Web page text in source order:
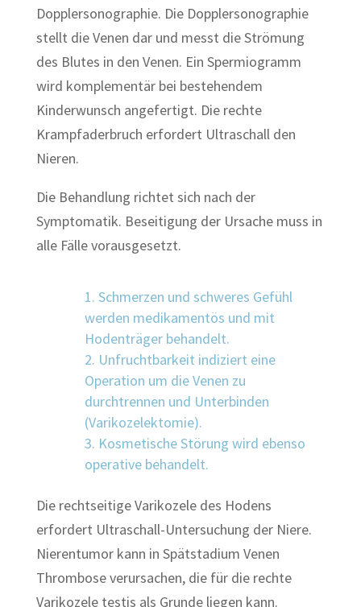
Dopplersonographie. Die Dopplersonographie
stellt die Venen dar und messt die Strömung
des Blutes in den Venen. Ein Spermiogramm
wird komplementär bei bestehendem
Kinderwunsch angefertigt. Die rechte
Krampfaderbruch erfordert Ultraschall den
Nieren.
Die Behandlung richtet sich nach der
Symptomatik. Beseitigung der Ursache muss in
alle Fälle vorausgesetzt.
Schmerzen und schweres Gefühl
werden medikamentös und mit
Hodenträger behandelt.
Unfruchtbarkeit indiziert eine
Operation um die Venen zu
durchtrennen und Unterbinden
(Varikozelektomie).
Kosmetische Störung wird ebenso
operative behandelt.
Die rechtseitige Varikozele des Hodens
erfordert Ultraschall-Untersuchung der Niere.
Nierentumor kann in Spätstadium Venen
Thrombose verursachen, die für die rechte
Varikozele testis als Grunde liegen kann.